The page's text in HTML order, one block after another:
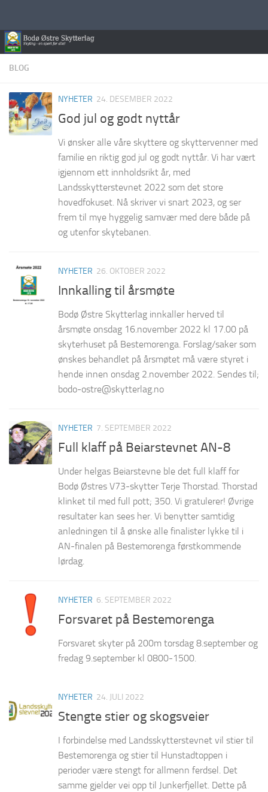
BLOG
NYHETER 24. DESEMBER 2022
God jul og godt nyttår
Vi ønsker alle våre skyttere og skyttervenner med
familie en riktig god jul og godt nyttår. Vi har vært
igjennom ett innholdsrikt år, med
Landsskytterstevnet 2022 som det store
hovedfokuset. Nå skriver vi snart 2023, og ser
frem til mye hyggelig samvær med dere både på
og utenfor skytebanen.
NYHETER 26. OKTOBER 2022
Innkalling til årsmøte
Bodø Østre Skytterlag innkaller herved til
årsmøte onsdag 16.november 2022 kl 17.00 på
skyterhuset på Bestemorenga. Forslag/saker som
ønskes behandlet på årsmøtet må være styret i
hende innen onsdag 2.november 2022. Sendes til;
bodo-ostre@skytterlag.no
NYHETER 7. SEPTEMBER 2022
Full klaff på Beiarstevnet AN-8
Under helgas Beiarstevne ble det full klaff for
Bodø Østres V73-skytter Terje Thorstad. Thorstad
klinket til med full pott; 350. Vi gratulerer! Øvrige
resultater kan sees her. Vi benytter samtidig
anledningen til å ønske alle finalister lykke til i
AN-finalen på Bestemorenga førstkommende
lørdag.
NYHETER 6. SEPTEMBER 2022
Forsvaret på Bestemorenga
Forsvaret skyter på 200m torsdag 8.september og
fredag 9.september kl 0800-1500.
NYHETER 24. JULI 2022
Stengte stier og skogsveier
I forbindelse med Landsskytterstevnet vil stier til
Bestemorenga og stier til Hunstadtoppen i
perioder være stengt for allmenn ferdsel. Det
samme gjelder vei opp til Junkerfjellet. Dette på